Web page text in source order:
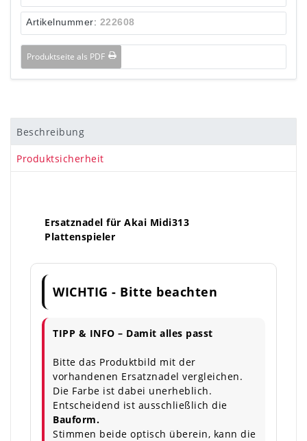
Artikelnummer: 222608
Produktseite als PDF
Beschreibung
Produktsicherheit
Ersatznadel für Akai Midi313
Plattenspieler
WICHTIG - Bitte beachten
TIPP & INFO – Damit alles passt
Bitte das Produktbild mit der
vorhandenen Ersatznadel vergleichen.
Die Farbe ist dabei unerheblich.
Entscheidend ist ausschließlich die
Bauform.
Stimmen beide optisch überein, kann die